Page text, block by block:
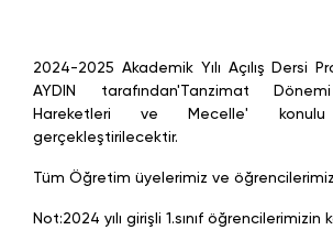
2024-2025 Akademik Yılı Açılış Dersi
AYDIN tarafından'Tanzimat
Hareketleri ve Mecelle'
gerçekleştirilecektir.
Tüm Öğretim üyelerimiz ve
Not:2024 yılı girişli 1.sınıf öğrencilerimizin